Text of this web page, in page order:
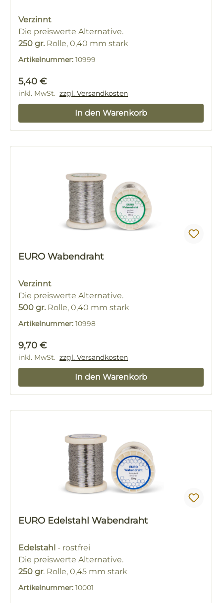
Verzinnt
Die preiswerte Alternative.
250 gr. Rolle, 0,40 mm stark
Artikelnummer: 10999
Regulärer Preis:
5,40 €
inkl. MwSt. zzgl. Versandkosten
In den Warenkorb
EURO Wabendraht
Verzinnt
Die preiswerte Alternative.
500 gr. Rolle, 0,40 mm stark
Artikelnummer: 10998
Regulärer Preis:
9,70 €
inkl. MwSt. zzgl. Versandkosten
In den Warenkorb
EURO Edelstahl Wabendraht
Edelstahl - rostfrei
Die preiswerte Alternative.
250 gr. Rolle, 0,45 mm stark
Artikelnummer: 10001